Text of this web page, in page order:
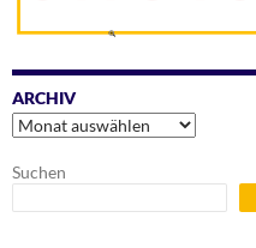
ARCHIV
Archiv
Suchen